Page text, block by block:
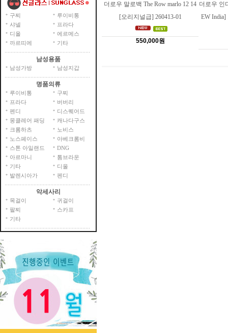
구찌
루이비통
샤넬
프라다
디올
에르메스
까르띠에
기타
남성용품
남성가방 남성지갑
명품의류
루이비통
구찌
프라다
버버리
펜디
디스퀘어드
몽클레어 패딩
캐나다구스
크롬하츠
노비스
노스페이스
아베크롬비
스톤 아일랜드
DNG
아르마니
톰브라운
기타
디올
발렌시아가
펜디
악세사리
목걸이
귀걸이
팔찌
스카프
기타
더로우 말로백 The Row marlo 12 14
[오리지널급] 260413-01
550,000원
더로우 인
EW